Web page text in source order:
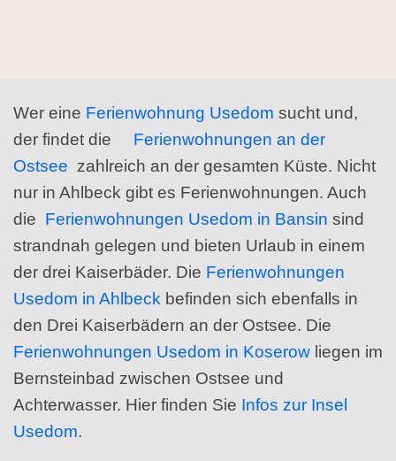
Wer eine Ferienwohnung Usedom sucht und,
der findet die
Ferienwohnungen an der
Ostsee zahlreich an der gesamten Küste. Nicht
nur in Ahlbeck gibt es Ferienwohnungen. Auch
die Ferienwohnungen Usedom in Bansin sind
strandnah gelegen und bieten Urlaub in einem
der drei Kaiserbäder. Die Ferienwohnungen
Usedom in Ahlbeck befinden sich ebenfalls in
den Drei Kaiserbädern an der Ostsee. Die
Ferienwohnungen Usedom in Koserow liegen im
Bernsteinbad zwischen Ostsee und
Achterwasser. Hier finden Sie Infos zur Insel
Usedom.